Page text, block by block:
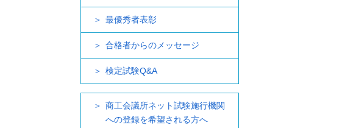
最優秀者表彰
合格者からのメッセージ
検定試験Q&A
商工会議所ネット試験施行機関
への登録を希望される方へ